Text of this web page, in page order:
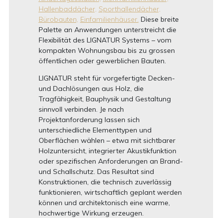
Hallenbaddächer, Sporthallendächer,
Bürobauten, Einfamilienhäuser. Diese breite
Palette an Anwendungen unterstreicht die
Flexibilität des LIGNATUR Systems – vom
kompakten Wohnungsbau bis zu grossen
öffentlichen oder gewerblichen Bauten.
LIGNATUR steht für vorgefertigte Decken-
und Dachlösungen aus Holz, die
Tragfähigkeit, Bauphysik und Gestaltung
sinnvoll verbinden. Je nach
Projektanforderung lassen sich
unterschiedliche Elementtypen und
Oberflächen wählen – etwa mit sichtbarer
Holzuntersicht, integrierter Akustikfunktion
oder spezifischen Anforderungen an Brand-
und Schallschutz. Das Resultat sind
Konstruktionen, die technisch zuverlässig
funktionieren, wirtschaftlich geplant werden
können und architektonisch eine warme,
hochwertige Wirkung erzeugen.